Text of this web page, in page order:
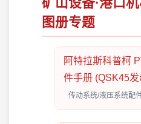
图册专题
阿特拉斯科普柯
件手册 (QSK45
传动系统/液压系统配